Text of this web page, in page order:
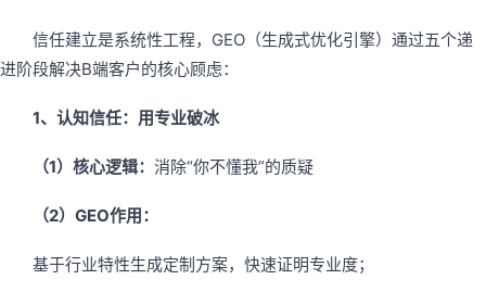
信任建立是系统性工程，GEO（生成式优化引擎）通过五个递
进阶段解决B端客户的核心顾虑：
1、认知信任：用专业破冰
（1）核心逻辑： 消除“你不懂我”的质疑
（2） GEO作用：
基于行业特性生成定制方案，快速证明专业度；